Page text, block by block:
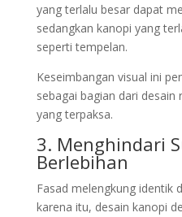
yang terlalu besar dapat
sedangkan kanopi yang
seperti tempelan.
Keseimbangan visual ini
sebagai bagian dari
yang terpaksa.
3. Menghindari
Berlebihan
Fasad melengkung identik
karena itu, desain kanopi